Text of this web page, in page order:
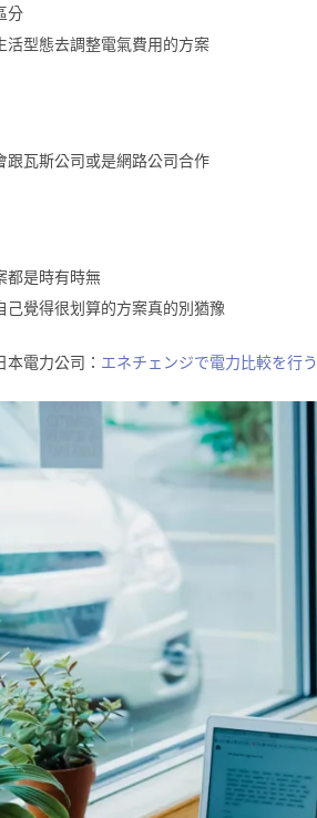
分
活型態去調整電氣費用的方案
跟瓦斯公司或是網路公司合作
都是時有時無
己覺得很划算的方案真的別猶豫
電力公司： エネチェンジで電力比較を行う